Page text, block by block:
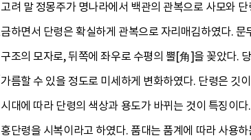
고려 말 정몽주가 명나라에서 백관의 관복으로 사모와
금하면서 단령은 확실하게 관복으로 자리매김하였다.
구조의 모자로, 뒤쪽에 좌우로 수평의 뿔[角]을 꽂았다.
가름할 수 있을 정도로 미세하게 변화하였다. 단령은 깃
시대에 따라 단령의 색상과 용도가 바뀌는 것이 특징이
홍단령을 시복이라고 하였다. 품대는 품계에 따라 사용